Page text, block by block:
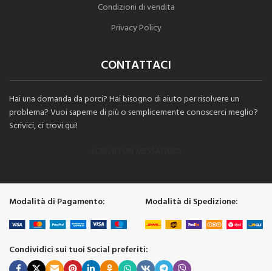
Condizioni di vendita
Privacy Policy
CONTATTACI
Hai una domanda da porci? Hai bisogno di aiuto per risolvere un
problema? Vuoi saperne di più o semplicemente conoscerci meglio?
Scrivici, ci trovi qui!
Modalità di Pagamento: Modalità di Spedizione:
Condividici sui tuoi Social preferiti: